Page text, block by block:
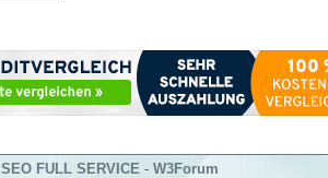
SEO FULL SERVICE - W3Forum